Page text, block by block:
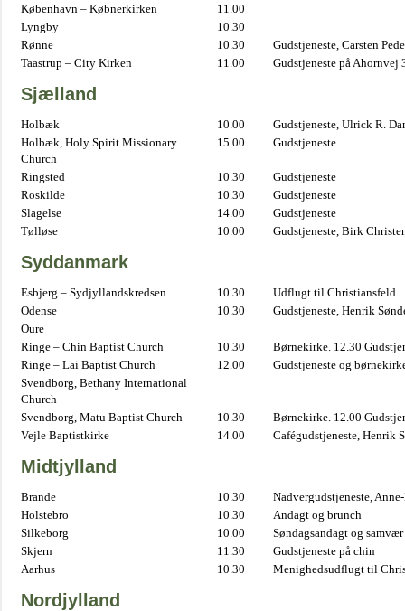
København – Købnerkirken
11.00
Lyngby
10.30
Rønne
10.30
Gudstjeneste, Carsten
Taastrup – City Kirken
11.00 Gudstjeneste på Ahornvej
Sjælland
Holbæk 10.00
Gudstjeneste, Ulrick R.
Holbæk, Holy Spirit Missionary
Church
15.00 Gudstjeneste
Ringsted 10.30
Gudstjeneste
Roskilde
10.30
Gudstjeneste
Slagelse
14.00
Gudstjeneste
Tølløse
10.00 Gudstjeneste, Birk
Syddanmark
Esbjerg – Sydjyllandskredsen 10.30
Udflugt til Christiansfeld
Odense
10.30
Gudstjeneste, Henrik
Oure
Ringe – Chin Baptist Church
10.30
Børnekirke. 12.30
Ringe – Lai Baptist Church
12.00
Gudstjeneste og
Svendborg, Bethany International
Church
Svendborg, Matu Baptist Church
10.30
Børnekirke. 12.00
Vejle Baptistkirke
14.00 Cafégudstjeneste, Henrik
Midtjylland
Brande 10.30
Nadvergudstjeneste,
Holstebro
10.30
Andagt og brunch
Silkeborg
10.00
Søndagsandagt og samvær
Skjern
11.30
Gudstjeneste på chin
Aarhus
10.30 Menighedsudflugt til
Nordjylland